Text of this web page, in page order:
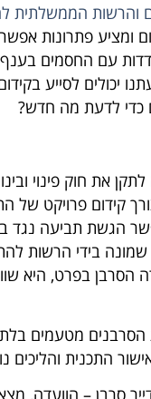
הממשלתית
ומציע פתרונות
עם החסמים
לסייע בקידום
לדעת מה חדש?
חוק פינוי ובינוי
דירות במתחם לצורך קידום
זה תתאפשר הגשת תביעה
שמונה בידי הרשות
בפרט, היא
הסרבנים מטעמים
התכנית והליכים